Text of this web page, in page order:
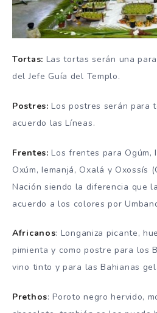
Tortas: Las tortas serán una
del Jefe Guía del Templo.
Postres: Los postres serán para
acuerdo las Líneas.
Frentes: Los frentes para Ogúm,
Oxúm, Iemanjá, Oxalá y Oxossís
Nación siendo la diferencia que
acuerdo a los colores por
Africanos: Longaniza picante,
pimienta y como postre para los
vino tinto y para las Bahianas
Prethos: Poroto negro hervido,